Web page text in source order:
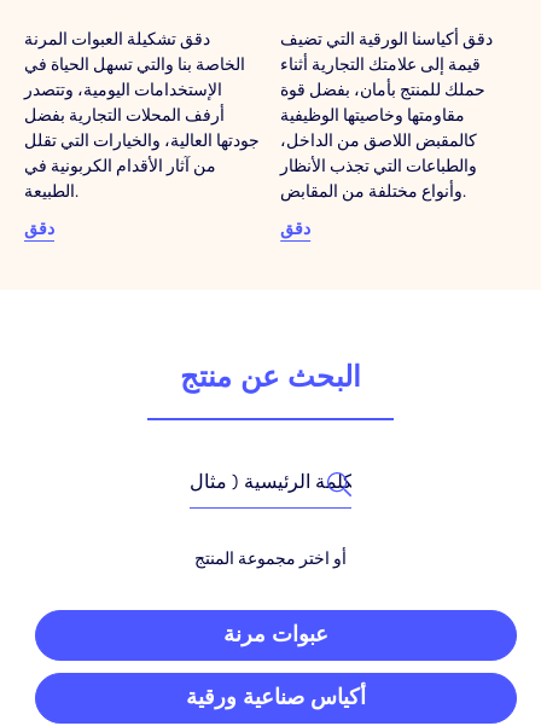
دقق تشكيلة العبوات المرنة
الخاصة بنا والتي تسهل الحياة في
الإستخدامات اليومية، وتتصدر
أرفف المحلات التجارية بفضل
جودتها العالية، والخيارات التي تقلل
من آثار الأقدام الكربونية في
الطبيعة.
دقق
دقق أكياسنا الورقية التي تضيف
قيمة إلى علامتك التجارية أثناء
حملك للمنتج بأمان، بفضل قوة
مقاومتها وخاصيتها الوظيفية
كالمقبض اللاصق من الداخل،
والطباعات التي تجذب الأنظار
وأنواع مختلفة من المقابض.
دقق
البحث عن منتج
أو اختر مجموعة المنتج
عبوات مرنة
أكياس صناعية ورقية